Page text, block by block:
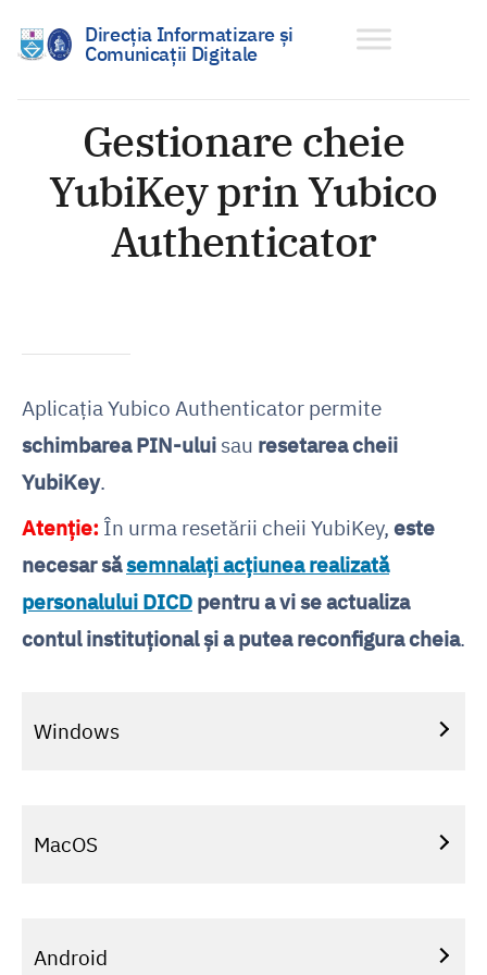
Direcția Informatizare și
Comunicații Digitale
Gestionare cheie
YubiKey prin Yubico
Authenticator
Aplicația Yubico Authenticator permite
schimbarea PIN-ului sau resetareacheii
YubiKey.
Atenție: În urma resetării cheii YubiKey, este
necesar săsemnalați acțiunea realizată
personalului DICD pentru a vi se actualiza
contul instituțional și a putea reconfigura cheia.
Windows
MacOS
Android